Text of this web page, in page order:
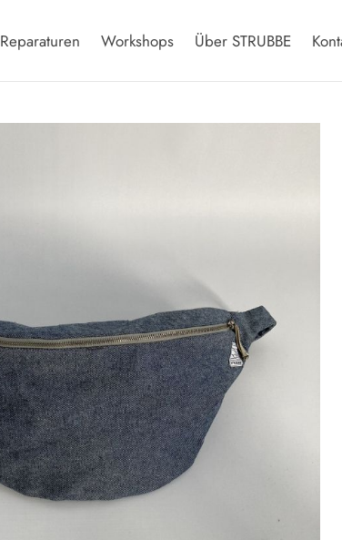
Reparaturen Workshops Über STRUBBE